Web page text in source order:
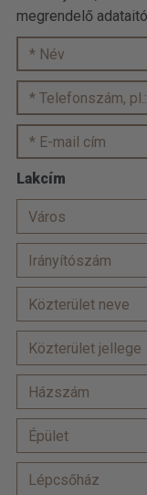
megrendelő
Lakcím